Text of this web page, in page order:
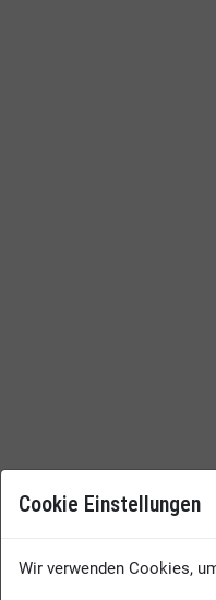
Cookie Einstellungen
Wir verwenden Cookies,